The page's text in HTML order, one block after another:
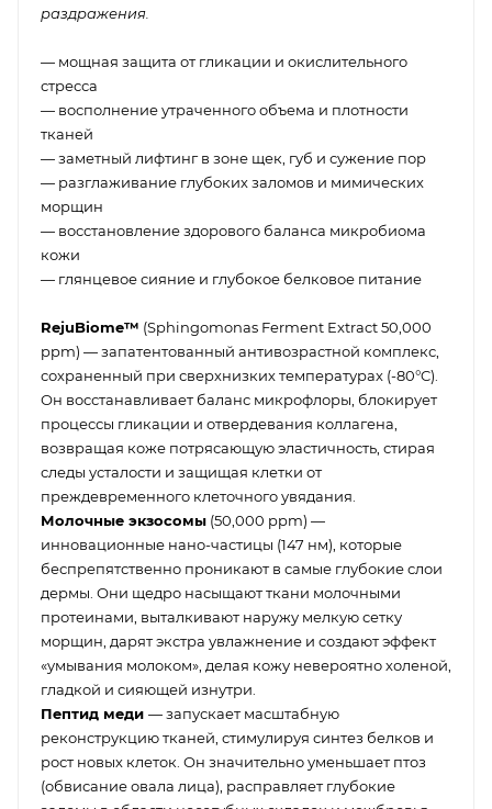
раздражения.
— мощная защита от гликации и окислительного
стресса
— восполнение утраченного объема и плотности
тканей
— заметный лифтинг в зоне щек, губ и сужение пор
— разглаживание глубоких заломов и мимических
морщин
— восстановление здорового баланса микробиома
кожи
— глянцевое сияние и глубокое белковое питание
RejuBiome™ (Sphingomonas Ferment Extract 50,000
ppm) — запатентованный антивозрастной комплекс,
сохраненный при сверхнизких температурах (-80°C).
Он восстанавливает баланс микрофлоры, блокирует
процессы гликации и отвердевания коллагена,
возвращая коже потрясающую эластичность, стирая
следы усталости и защищая клетки от
преждевременного клеточного увядания.
Молочные экзосомы (50,000 ppm) —
инновационные нано-частицы (147 нм), которые
беспрепятственно проникают в самые глубокие слои
дермы. Они щедро насыщают ткани молочными
протеинами, выталкивают наружу мелкую сетку
морщин, дарят экстра увлажнение и создают эффект
«умывания молоком», делая кожу невероятно холеной,
гладкой и сияющей изнутри.
Пептид меди — запускает масштабную
реконструкцию тканей, стимулируя синтез белков и
рост новых клеток. Он значительно уменьшает птоз
(обвисание овала лица), расправляет глубокие